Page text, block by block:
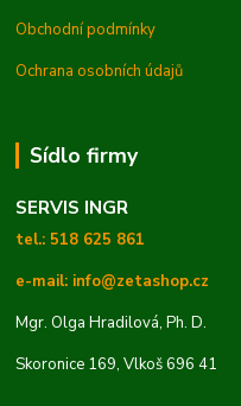
Obchodní podmínky
Ochrana osobních údajů
Sídlo firmy
SERVIS INGR
tel.: 518 625 861
e-mail: info@zetashop.cz
Mgr. Olga Hradilová, Ph. D.
Skoronice 169, Vlkoš 696 41